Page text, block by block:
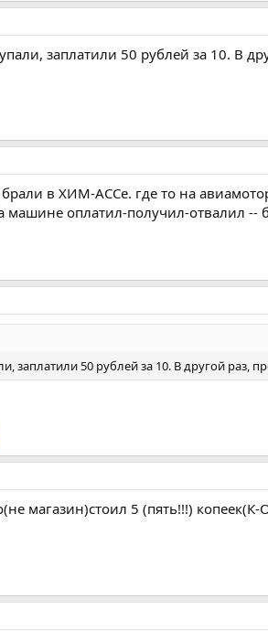
заплатили 50 рублей за 10. В
в ХИМ-АССе. где то на
машине оплатил-получил-отвалил --
заплатили 50 рублей за 10. В другой раз,
магазин)стоил 5 (пять!!!)